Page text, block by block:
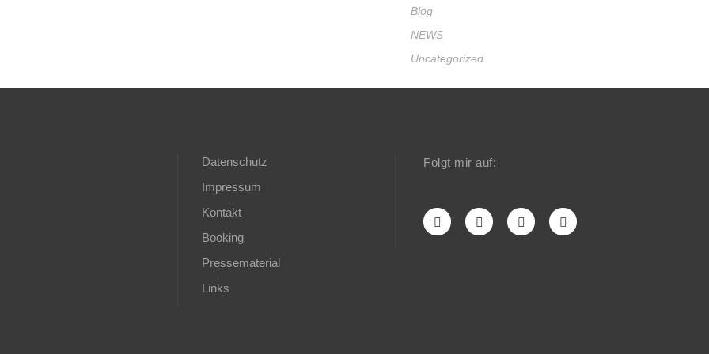
Blog
NEWS
Uncategorized
Datenschutz
Impressum
Kontakt
Booking
Pressematerial
Links
Folgt mir auf: